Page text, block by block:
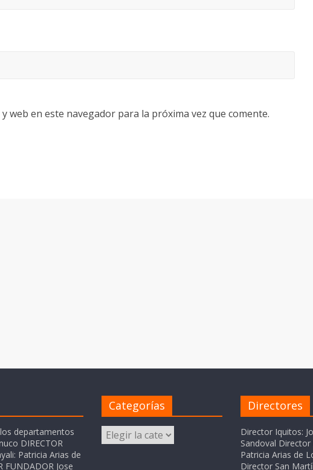
web en este navegador para la próxima vez que comente.
departamentos
DIRECTOR
Patricia Arias de
FUNDADOR Jose
Categorías
Categorías
Directores
Director Iquitos:
Sandoval Director
Patricia Arias de
Director San